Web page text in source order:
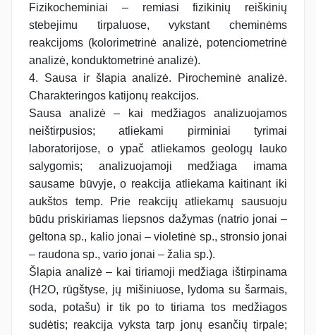
Fizikocheminiai – remiasi fizikinių reiškinių
stebejimu tirpaluose, vykstant cheminėms
reakcijoms (kolorimetrinė analizė, potenciometrinė
analizė, konduktometrinė analizė).
4. Sausa ir šlapia analizė. Pirocheminė analizė.
Charakteringos katijonų reakcijos.
Sausa analizė – kai medžiagos analizuojamos
neištirpusios; atliekami pirminiai tyrimai
laboratorijose, o ypač atliekamos geologų lauko
salygomis; analizuojamoji medžiaga imama
sausame būvyje, o reakcija atliekama kaitinant iki
aukštos temp. Prie reakcijų atliekamų sausuoju
būdu priskiriamas liepsnos dažymas (natrio jonai –
geltona sp., kalio jonai – violetinė sp., stronsio jonai
– raudona sp., vario jonai – žalia sp.).
Šlapia analizė – kai tiriamoji medžiaga ištirpinama
(H2O, rūgštyse, jų mišiniuose, lydoma su šarmais,
soda, potašu) ir tik po to tiriama tos medžiagos
sudėtis; reakcija vyksta tarp jonų esančių tirpale;